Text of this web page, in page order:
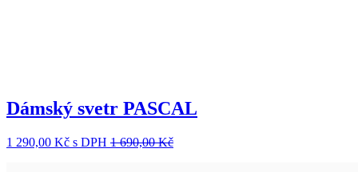
Dámský svetr PASCAL
1 290,00 Kč s DPH 1 690,00 Kč